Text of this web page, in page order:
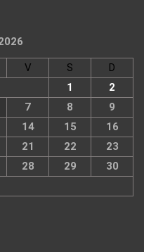
V S
D
1
2
7 8
9
14 15
16
21 22
23
28 29
30